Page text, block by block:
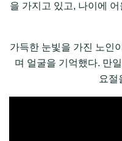
을 가지고 있고, 나이에
가득한 눈빛을 가진 노인
며 얼굴을 기억했다. 만
요절